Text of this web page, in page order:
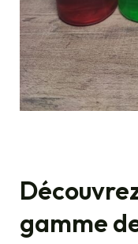
gamme